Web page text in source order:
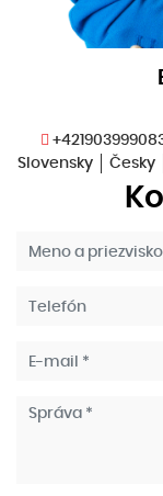
Slovensky
Česky